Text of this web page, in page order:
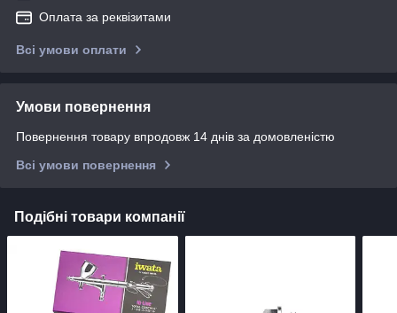
Оплата за реквізитами
Всі умови оплати
Умови повернення
Повернення товару впродовж 14 днів за домовленістю
Всі умови повернення
Подібні товари компанії